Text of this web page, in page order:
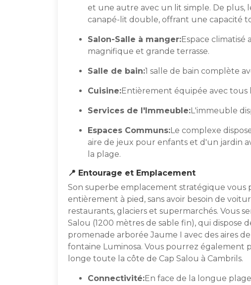
et une autre avec un lit simple. De plus,
canapé-lit double, offrant une capacité
Salon-Salle à manger:Espace climatisé
magnifique et grande terrasse.
Salle de bain:1 salle de bain complète
Cuisine:Entièrement équipée avec tous
Services de l'Immeuble:L'immeuble
Espaces Communs:Le complexe
aire de jeux pour enfants et d'un jardin
la plage.
📍 Entourage et Emplacement
Son superbe emplacement stratégique vous
entièrement à pied, sans avoir besoin de
restaurants, glaciers et supermarchés. Vous
Salou (1200 mètres de sable fin), qui dispose
promenade arborée Jaume I avec des aires
fontaine Luminosa. Vous pourrez
longe toute la côte de Cap Salou à Cambrils.
Connectivité:En face de la longue